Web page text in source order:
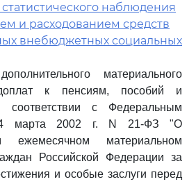
наблюдения
и расходованием средств
внебюджетных социальных
материального
к пенсиям, пособий и
соответствии с Федеральным
марта 2002 г. N 21-ФЗ "О
ежемесячном материальном
Российской Федерации за
и особые заслуги перед